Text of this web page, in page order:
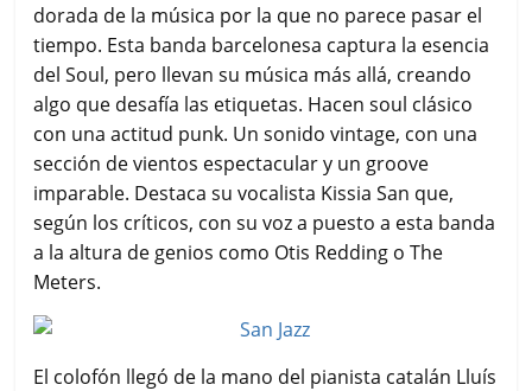
dorada de la música por la que no parece pasar el
tiempo. Esta banda barcelonesa captura la esencia
del Soul, pero llevan su música más allá, creando
algo que desafía las etiquetas. Hacen soul clásico
con una actitud punk. Un sonido vintage, con una
sección de vientos espectacular y un groove
imparable. Destaca su vocalista Kissia San que,
según los críticos, con su voz a puesto a esta banda
a la altura de genios como Otis Redding o The
Meters.
El colofón llegó de la mano del pianista catalán Lluís